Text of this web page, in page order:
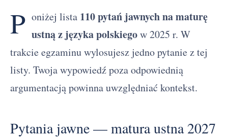
P oniżej lista 110 pytań jawnych na maturę
ustną z języka polskiegow 2025 r. W
trakcie egzaminu wylosujesz jedno pytanie z tej
listy. Twoja wypowiedź poza odpowiednią
argumentacją powinna uwzględniać kontekst.
Pytania jawne — matura ustna 2027